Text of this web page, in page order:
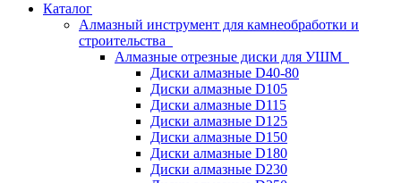
Каталог
Алмазный инструмент для камнеобработки и
строительства
Алмазные отрезные диски для УШМ
Диски алмазные D40-80
Диски алмазные D105
Диски алмазные D115
Диски алмазные D125
Диски алмазные D150
Диски алмазные D180
Диски алмазные D230